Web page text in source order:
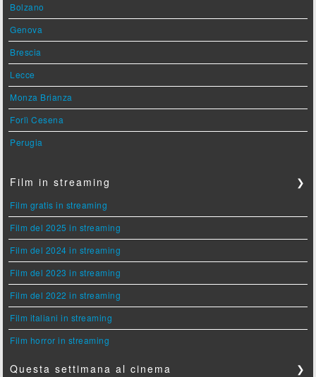
Bolzano
Genova
Brescia
Lecce
Monza Brianza
Forlì Cesena
Perugia
Film in streaming ❯
Film gratis in streaming
Film del 2025 in streaming
Film del 2024 in streaming
Film del 2023 in streaming
Film del 2022 in streaming
Film italiani in streaming
Film horror in streaming
Questa settimana al cinema ❯